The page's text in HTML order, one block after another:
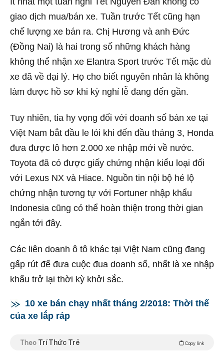
giao dịch mua/bán xe. Tuần trước Tết cũng hạn
chế lượng xe bán ra. Chị Hương và anh Đức
(Đồng Nai) là hai trong số những khách hàng
không thể nhận xe Elantra Sport trước Tết mặc dù
xe đã về đại lý. Họ cho biết nguyên nhân là không
làm được hồ sơ khi kỳ nghỉ lễ đang đến gần.
Tuy nhiên, tia hy vọng đối với doanh số bán xe tại
Việt Nam bắt đầu le lói khi đến đầu tháng 3, Honda
đưa được lô hơn 2.000 xe nhập mới về nước.
Toyota đã có được giấy chứng nhận kiểu loại đối
với Lexus NX và Hiace. Nguồn tin nội bộ hé lộ
chứng nhận tương tự với Fortuner nhập khẩu
Indonesia cũng có thể hoàn thiện trong thời gian
ngắn tới đây.
Các liên doanh ô tô khác tại Việt Nam cũng đang
gấp rút để đưa cuộc đua doanh số, nhất là xe nhập
khẩu trở lại thời kỳ khởi sắc.
10 xe bán chạy nhất tháng 2/2018: Thời thế
của xe lắp ráp
Theo Trí Thức Trẻ Copy link